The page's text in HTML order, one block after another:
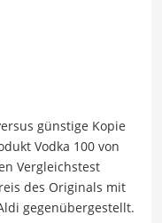
günstige Kopie
Vodka 100 von
Vergleichstest
des Originals mit
gegenübergestellt.